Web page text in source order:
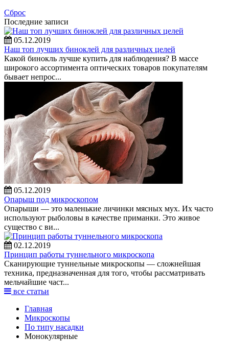
Сброс
Последние записи
05.12.2019
Наш топ лучших биноклей для различных целей
Какой бинокль лучше купить для наблюдения? В массе
широкого ассортимента оптических товаров покупателям
бывает непрос...
05.12.2019
Опарыш под микроскопом
Опарыши — это маленькие личинки мясных мух. Их часто
используют рыболовы в качестве приманки. Это живое
существо с ви...
02.12.2019
Принцип работы туннельного микроскопа
Сканирующие туннельные микроскопы — сложнейшая
техника, предназначенная для того, чтобы рассматривать
мельчайшие част...
все статьи
Главная
Микроскопы
По типу насадки
Монокулярные